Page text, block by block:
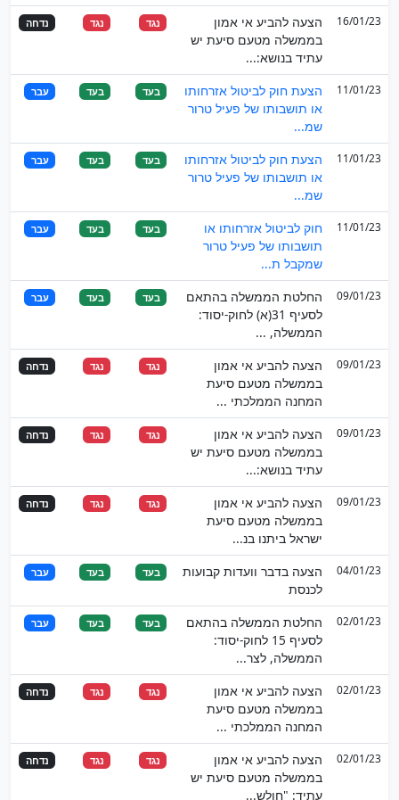
16/01/23
הצעה להביע אי אמון
בממשלה מטעם סיעת יש
עתיד בנושא:...
נגד נגד נדחה
11/01/23
הצעת חוק לביטול אזרחותו
או תושבותו של פעיל טרור
שמ...
בעד בעד עבר
11/01/23
הצעת חוק לביטול אזרחותו
או תושבותו של פעיל טרור
שמ...
בעד בעד עבר
11/01/23
חוק לביטול אזרחותו או
תושבותו של פעיל טרור
שמקבל ת...
בעד בעד עבר
09/01/23
החלטת הממשלה בהתאם
לסעיף 31(א) לחוק-יסוד:
הממשלה, ...
בעד בעד עבר
09/01/23
הצעה להביע אי אמון
בממשלה מטעם סיעת
המחנה הממלכתי ...
נגד נגד נדחה
09/01/23
הצעה להביע אי אמון
בממשלה מטעם סיעת יש
עתיד בנושא:...
נגד נגד נדחה
09/01/23
הצעה להביע אי אמון
בממשלה מטעם סיעת
ישראל ביתנו בנ...
נגד נגד נדחה
04/01/23
הצעה בדבר וועדות קבועות
לכנסת
בעד בעד עבר
02/01/23
החלטת הממשלה בהתאם
לסעיף 15 לחוק-יסוד:
הממשלה, לצר...
בעד בעד עבר
02/01/23
הצעה להביע אי אמון
בממשלה מטעם סיעת
המחנה הממלכתי ...
נגד נגד נדחה
02/01/23
הצעה להביע אי אמון
בממשלה מטעם סיעת יש
עתיד: "חולש...
נגד נגד נדחה